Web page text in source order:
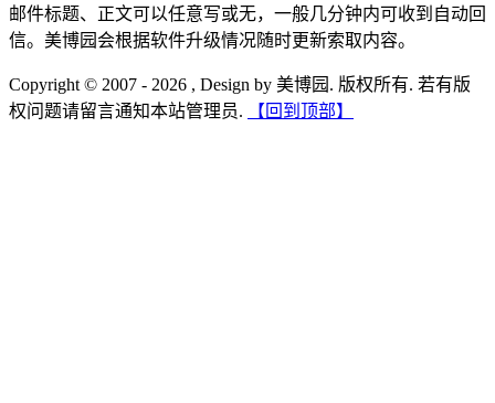
邮件标题、正文可以任意写或无，一般几分钟内可收到自动回
信。美博园会根据软件升级情况随时更新索取内容。
Copyright © 2007 - 2026 , Design by 美博园. 版权所有. 若有版
权问题请留言通知本站管理员.
【回到顶部】